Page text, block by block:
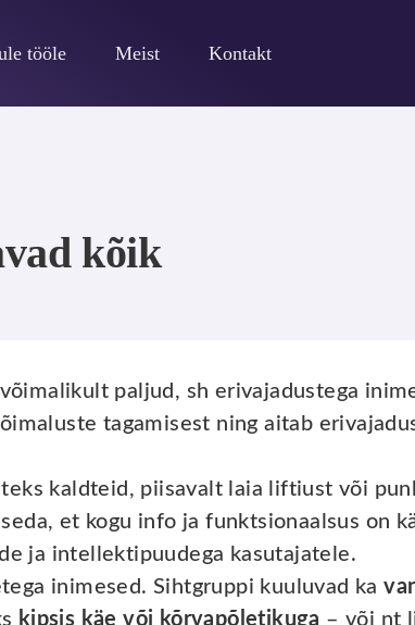
tööle Meist Kontakt
kõik
paljud, sh erivajadustega
tagamisest ning aitab
kaldteid, piisavalt laia liftiust või
et kogu info ja funktsionaalsus on
ja intellektipuudega kasutajatele.
inimesed. Sihtgruppi kuuluvad ka
kipsis käe või kõrvapõletikuga – või nt